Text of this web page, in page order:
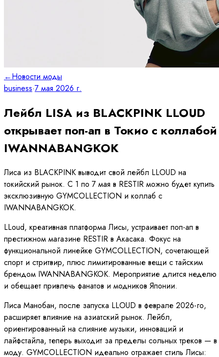
←Новости моды
business·7 мая 2026 г.
Лейбл LISA из BLACKPINK LLOUD
открывает поп-ап в Токио с коллабой
IWANNABANGKOK
Лиса из BLACKPINK выводит свой лейбл LLOUD на
токийский рынок. С 1 по 7 мая в RESTIR можно будет купить
эксклюзивную GYMCOLLECTION и коллаб с
IWANNABANGKOK.
LLoud, креативная платформа Лисы, устраивает поп-ап в
престижном магазине RESTIR в Акасака. Фокус на
функциональной линейке GYMCOLLECTION, сочетающей
спорт и стритвир, плюс лимитированные вещи с тайским
брендом IWANNABANGKOK. Мероприятие длится неделю
и обещает привлечь фанатов и модников Японии.
Лиса Манобан, после запуска LLOUD в феврале 2026-го,
расширяет влияние на азиатский рынок. Лейбл,
ориентированный на слияние музыки, инноваций и
лайфстайла, теперь выходит за пределы сольных треков — в
моду. GYMCOLLECTION идеально отражает стиль Лисы: